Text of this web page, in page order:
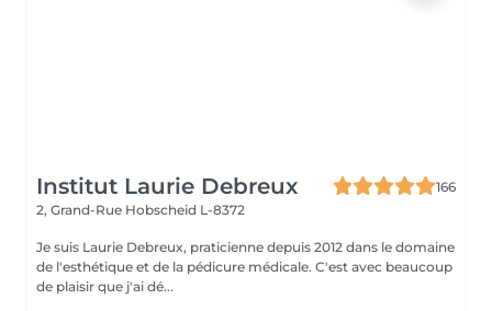
Institut Laurie Debreux
166
2, Grand-Rue Hobscheid L-8372
Je suis Laurie Debreux, praticienne depuis 2012 dans le domaine
de l'esthétique et de la pédicure médicale. C'est avec beaucoup
de plaisir que j'ai dé...